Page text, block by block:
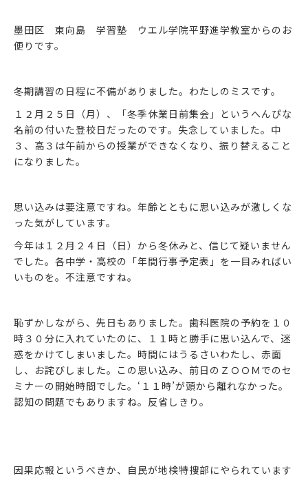
墨田区 東向島 学習塾 ウエル学院平野進学教室からのお
便りです。
冬期講習の日程に不備がありました。わたしのミスです。
１２月２５日（月）、「冬季休業日前集会」というへんぴな
名前の付いた登校日だったのです。失念していました。中
３、高３は午前からの授業ができなくなり、振り替えること
になりました。
思い込みは要注意ですね。年齢とともに思い込みが激しくな
った気がしています。
今年は１２月２４日（日）から冬休みと、信じて疑いません
でした。各中学・高校の「年間行事予定表」を一目みればい
いものを。不注意ですね。
恥ずかしながら、先日もありました。歯科医院の予約を１０
時３０分に入れていたのに、１１時と勝手に思い込んで、迷
惑をかけてしまいました。時間にはうるさいわたし、赤面
し、お詫びしました。この思い込み、前日のＺＯＯＭでのセ
ミナーの開始時間でした。‘１１時’が頭から離れなかった。
認知の問題でもありますね。反省しきり。
因果応報というべきか、自民が地検特捜部にやられています